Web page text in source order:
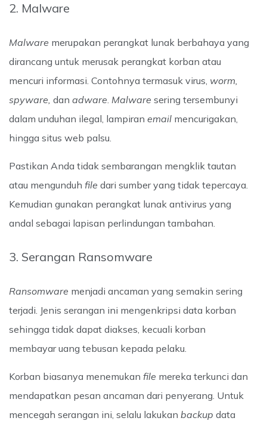
2. Malware
Malware merupakan perangkat lunak berbahaya yang
dirancang untuk merusak perangkat korban atau
mencuri informasi. Contohnya termasuk virus, worm,
spyware, dan adware. Malware sering tersembunyi
dalam unduhan ilegal, lampiran email mencurigakan,
hingga situs web palsu.
Pastikan Anda tidak sembarangan mengklik tautan
atau mengunduh file dari sumber yang tidak tepercaya.
Kemudian gunakan perangkat lunak antivirus yang
andal sebagai lapisan perlindungan tambahan.
3. Serangan Ransomware
Ransomware menjadi ancaman yang semakin sering
terjadi. Jenis serangan ini mengenkripsi data korban
sehingga tidak dapat diakses, kecuali korban
membayar uang tebusan kepada pelaku.
Korban biasanya menemukan file mereka terkunci dan
mendapatkan pesan ancaman dari penyerang. Untuk
mencegah serangan ini, selalu lakukan backup data